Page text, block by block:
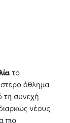
το
άθλημα
τη συνεχή
νέους
πιο